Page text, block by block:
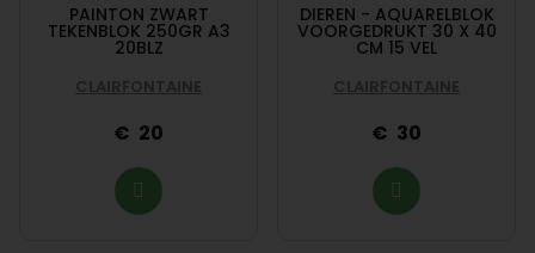
PAINTON ZWART
TEKENBLOK 250GR A3
20BLZ
CLAIRFONTAINE
20
DIEREN - AQUARELBLOK
VOORGEDRUKT 30 X 40
CM 15 VEL
CLAIRFONTAINE
30